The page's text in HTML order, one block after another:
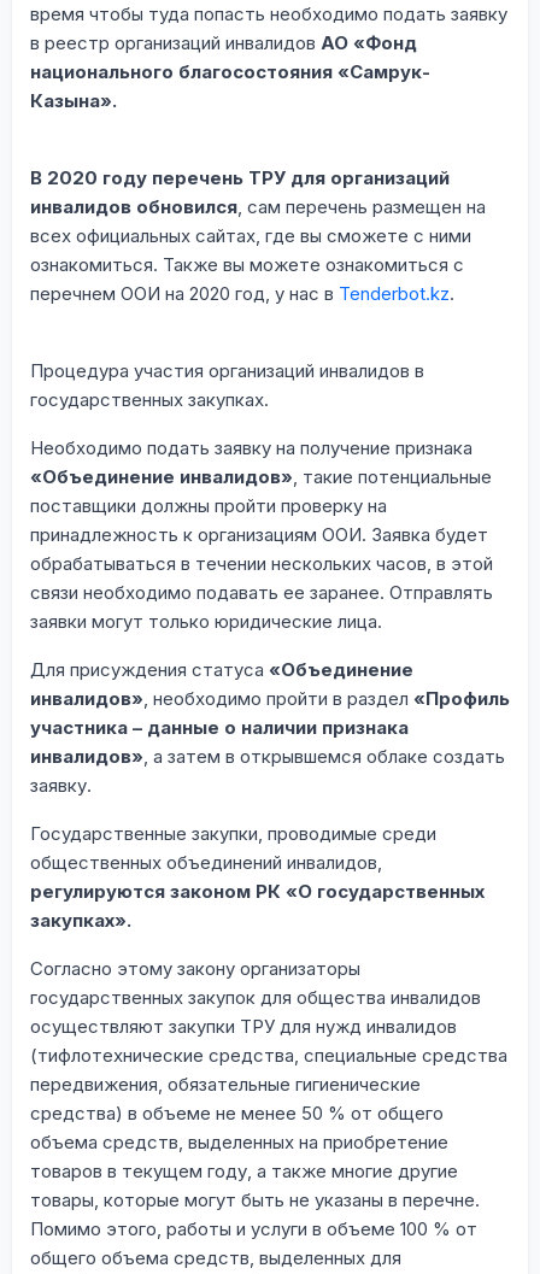
время чтобы туда попасть необходимо подать заявку
в реестр организаций инвалидов АО «Фонд
национального благосостояния «Самрук-
Казына».
В 2020 году перечень ТРУ для организаций
инвалидов обновился, сам перечень размещен на
всех официальных сайтах, где вы сможете с ними
ознакомиться. Также вы можете ознакомиться с
перечнем ООИ на 2020 год, у нас в Tenderbot.kz.
Процедура участия организаций инвалидов в
государственных закупках.
Необходимо подать заявку на получение признака
«Объединение инвалидов», такие потенциальные
поставщики должны пройти проверку на
принадлежность к организациям ООИ. Заявка будет
обрабатываться в течении нескольких часов, в этой
связи необходимо подавать ее заранее. Отправлять
заявки могут только юридические лица.
Для присуждения статуса «Объединение
инвалидов», необходимо пройти в раздел «Профиль
участника – данные о наличии признака
инвалидов», а затем в открывшемся облаке создать
заявку.
Государственные закупки, проводимые среди
общественных объединений инвалидов,
регулируются законом РК «О государственных
закупках».
Согласно этому закону организаторы
государственных закупок для общества инвалидов
осуществляют закупки ТРУ для нужд инвалидов
(тифлотехнические средства, специальные средства
передвижения, обязательные гигиенические
средства) в объеме не менее 50 % от общего
объема средств, выделенных на приобретение
товаров в текущем году, а также многие другие
товары, которые могут быть не указаны в перечне.
Помимо этого, работы и услуги в объеме 100 % от
общего объема средств, выделенных для